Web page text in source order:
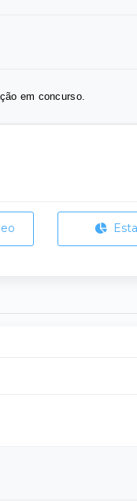
em concurso.